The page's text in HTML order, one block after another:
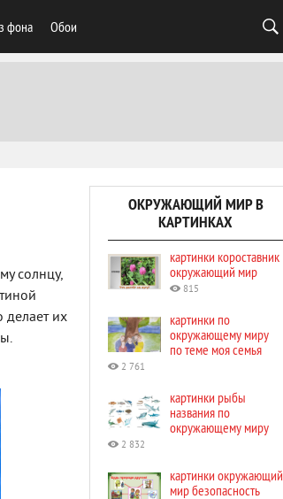
фона Обои
солнцу,
их
ОКРУЖАЮЩИЙ МИР В
КАРТИНКАХ
картинки короставник
окружающий мир
815
картинки по
окружающему миру
по теме моя семья
2 761
картинки рыбы
названия по
окружающему миру
2 832
картинки окружающий
мир безопасность